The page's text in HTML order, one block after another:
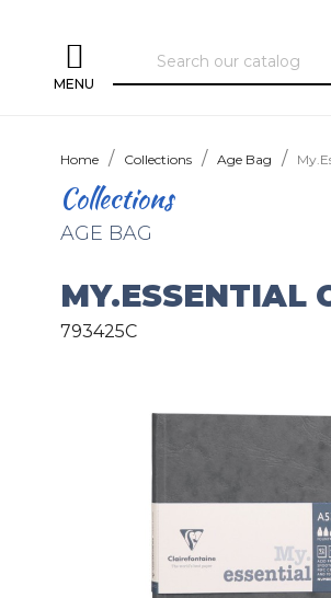
MENU
Home Collections Age Bag
Collections
AGE BAG
MY.ESSENTIAL
793425C